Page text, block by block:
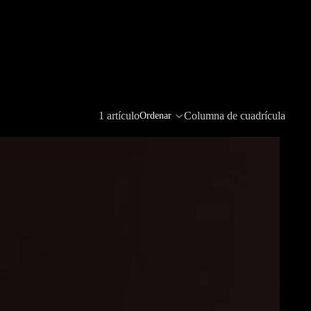
1 artículoOrdenar Columna de cuadrícula